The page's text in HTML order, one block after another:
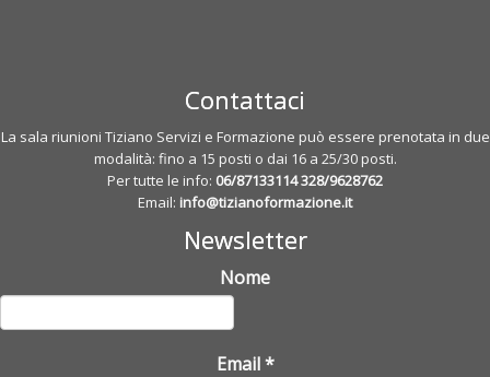
Contattaci
La sala riunioni Tiziano Servizi e Formazione può essere prenotata in due
modalità: fino a 15 posti o dai 16 a 25/30 posti.
Per tutte le info: 06/87133114328/9628762
Email: info@tizianoformazione.it
Newsletter
Nome
Email*